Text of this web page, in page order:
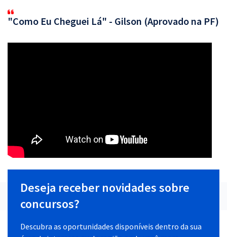
"Como Eu Cheguei Lá" - Gilson (Aprovado na PF)
Deseja receber novidades sobre
concursos?
Descubra as oportunidades disponíveis dentro da sua